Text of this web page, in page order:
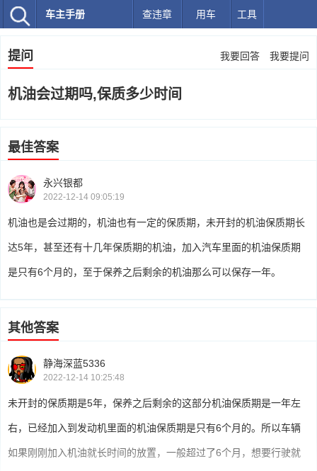
车主手册 查违章 用车 工具
提问 我要回答 我要提问
机油会过期吗,保质多少时间
最佳答案
永兴银都
2022-12-14 09:05:19
机油也是会过期的，机油也有一定的保质期，未开封的机油保质期长
达5年，甚至还有十几年保质期的机油，加入汽车里面的机油保质期
是只有6个月的，至于保养之后剩余的机油那么可以保存一年。
其他答案
静海深蓝5336
2022-12-14 10:25:48
未开封的保质期是5年，保养之后剩余的这部分机油保质期是一年左
右，已经加入到发动机里面的机油保质期是只有6个月的。所以车辆
如果刚刚加入机油就长时间的放置，一般超过了6个月，想要行驶就